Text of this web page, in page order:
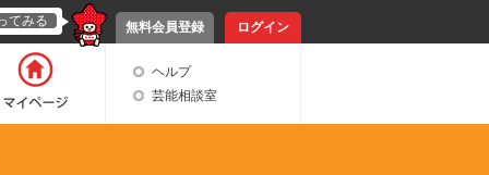
無料会員登録 ログイン
てみる
ヘルプ
芸能相談室